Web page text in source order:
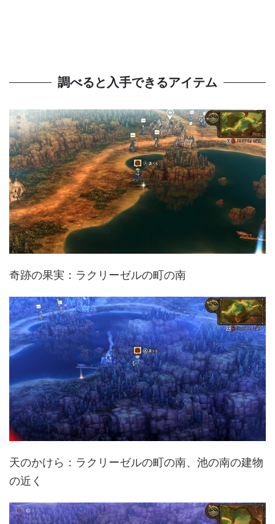
調べると入手できるアイテム
奇跡の果実：ラクリーゼルの町の南
天のかけら：ラクリーゼルの町の南、池の南の建物
の近く